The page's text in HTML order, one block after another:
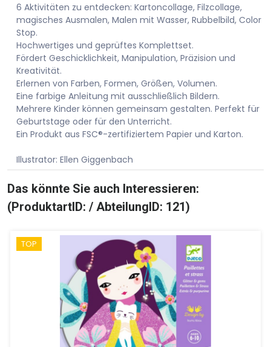
6 Aktivitäten zu entdecken: Kartoncollage, Filzcollage,
magisches Ausmalen, Malen mit Wasser, Rubbelbild, Color
Stop.
Hochwertiges und geprüftes Komplettset.
Fördert Geschicklichkeit, Manipulation, Präzision und
Kreativität.
Erlernen von Farben, Formen, Größen, Volumen.
Eine farbige Anleitung mit ausschließlich Bildern.
Mehrere Kinder können gemeinsam gestalten. Perfekt für
Geburtstage oder für den Unterricht.
Ein Produkt aus FSC®-zertifiziertem Papier und Karton.
Illustrator: Ellen Giggenbach
Das könnte Sie auch Interessieren:
(ProduktartID: / AbteilungID: 121)
TOP